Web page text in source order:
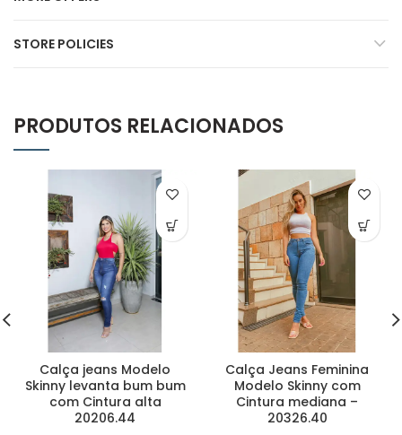
STORE POLICIES
PRODUTOS RELACIONADOS
Calça jeans Modelo
Skinny levanta bum bum
com Cintura alta
20206.44
Calça Jeans Feminina
Modelo Skinny com
Cintura mediana –
20326.40